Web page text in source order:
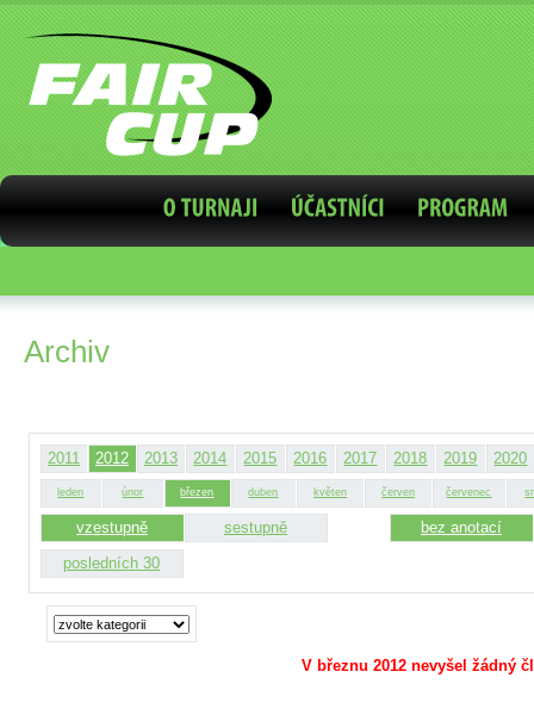
Archiv
2011 2012 2013 2014 2015 2016 2017 2018 2019 2020
leden únor březen duben květen červen červenec
vzestupně sestupně
bez anotací
posledních 30
V březnu 2012 nevyšel žádný